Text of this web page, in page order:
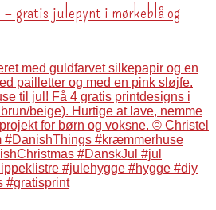
gratis julepynt i mørkeblå og